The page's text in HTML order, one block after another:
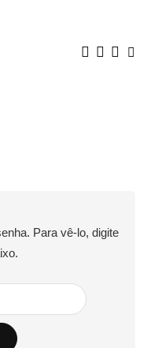
Para vê-lo, digite